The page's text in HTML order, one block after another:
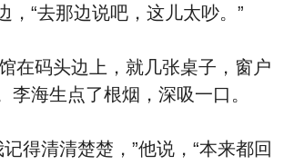
，“去那边说吧，这儿太吵。”
在码头边上，就几张桌子，窗户
李海生点了根烟，深吸一口。
得清清楚楚，”他说，“本来都回